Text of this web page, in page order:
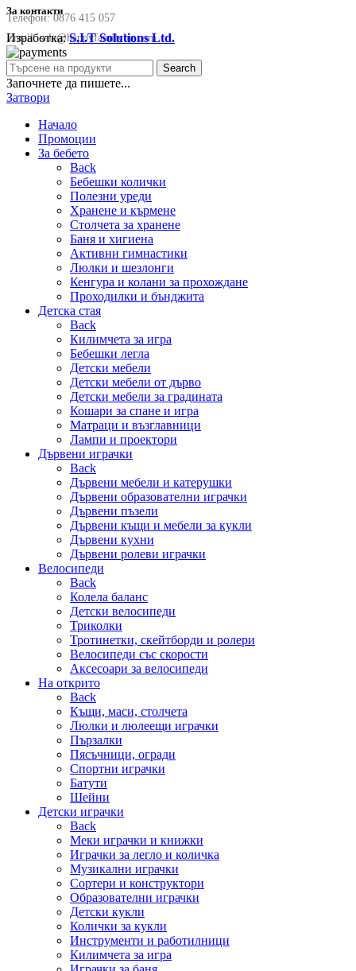
За контакти
Телефон:0876 415 057
Email:sale@happyfamilybg.com
Изработка:S.I.T Solutions Ltd.
Search
Започнете да пишете...
Затвори
Начало
Промоции
За бебето
Back
Бебешки колички
Полезни уреди
Хранене и кърмене
Столчета за хранене
Баня и хигиена
Активни гимнастики
Люлки и шезлонги
Кенгура и колани за прохождане
Проходилки и бънджита
Детска стая
Back
Килимчета за игра
Бебешки легла
Детски мебели
Детски мебели от дърво
Детски мебели за градината
Кошари за спане и игра
Матраци и възглавници
Лампи и проектори
Дървени играчки
Back
Дървени мебели и катерушки
Дървени образователни играчки
Дървени пъзели
Дървени къщи и мебели за кукли
Дървени кухни
Дървени ролеви играчки
Велосипеди
Back
Колела баланс
Детски велосипеди
Триколки
Тротинетки, скейтборди и ролери
Велосипеди със скорости
Аксесоари за велосипеди
На открито
Back
Къщи, маси, столчета
Люлки и люлеещи играчки
Пързалки
Пясъчници, огради
Спортни играчки
Батути
Шейни
Детски играчки
Back
Меки играчки и книжки
Играчки за легло и количка
Музикални играчки
Сортери и конструктори
Образователни играчки
Детски кукли
Колички за кукли
Инструменти и работилници
Килимчета за игра